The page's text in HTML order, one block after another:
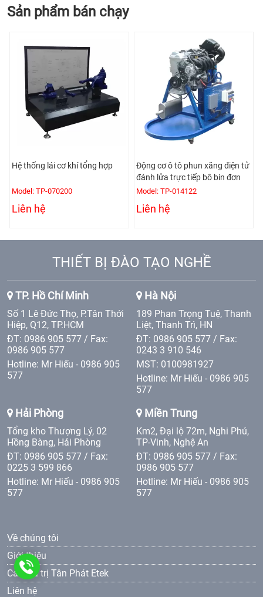
Sản phẩm bán chạy
Hệ thống lái cơ khí tổng hợp
Model: TP-070200
Liên hệ
Động cơ ô tô phun xăng điện tử
đánh lửa trực tiếp bô bin đơn
Model: TP-014122
Liên hệ
THIẾT BỊ ĐÀO TẠO NGHỀ
TP. Hồ Chí Minh
Số 1 Lê Đức Thọ, P.Tân Thới
Hiệp, Q12, TP.HCM
ĐT: 0986 905 577 / Fax:
0986 905 577
Hotline: Mr Hiếu - 0986 905
577
Hà Nội
189 Phan Trọng Tuệ, Thanh
Liệt, Thanh Trì, HN
ĐT: 0986 905 577 / Fax:
0243 3 910 546
MST: 0100981927
Hotline: Mr Hiếu - 0986 905
577
Hải Phòng
Tổng kho Thượng Lý, 02
Hồng Bàng, Hải Phòng
ĐT: 0986 905 577 / Fax:
0225 3 599 866
Hotline: Mr Hiếu - 0986 905
577
Miền Trung
Km2, Đại lộ 72m, Nghi Phú,
TP-Vinh, Nghệ An
ĐT: 0986 905 577 / Fax:
0986 905 577
Hotline: Mr Hiếu - 0986 905
577
Về chúng tôi
Giới thiệu
Các giá trị Tân Phát Etek
Liên hệ
0986